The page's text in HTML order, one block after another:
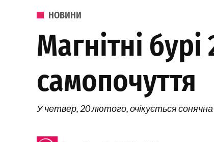
ОПУБЛІКОВАНО В
НОВИНИ
Магнітні
самопочуття
У четвер, 20 лютого, очікується сонячна